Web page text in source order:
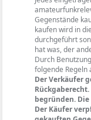
i
t
r
ä
g
e
e
B
e
i
t
r
ä
g
e
Gegenstände
kaufen wird in
durchgeführt
hat was, der
Durch
folgende Regeln
Der Verkäufer
begründen.
Der Käufer